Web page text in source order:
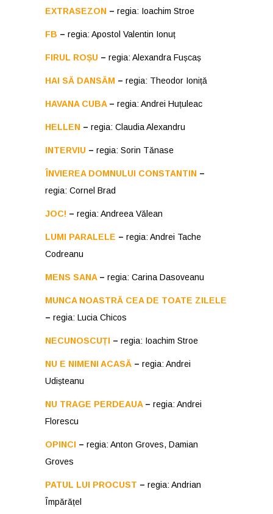
EXTRASEZON – regia: Ioachim Stroe
FB – regia: Apostol Valentin Ionuț
FIRUL ROȘU – regia: Alexandra Fușcaș
HAI SĂ DANSĂM – regia: Theodor Ioniță
HAVANA CUBA – regia: Andrei Huțuleac
HELLEN – regia: Claudia Alexandru
INTERVIU – regia: Sorin Tănase
ÎNVIEREA DOMNULUI CONSTANTIN –
regia: Cornel Brad
JOC! – regia: Andreea Vălean
LUMI PARALELE – regia: Andrei Tache
Codreanu
MENS SANA – regia: Carina Dasoveanu
MUNCA NOASTRĂ CEA DE TOATE ZILELE
– regia: Lucia Chicos
NECUNOSCUȚI – regia: Ioachim Stroe
NU E NIMENI ACASĂ – regia: Andrei
Udișteanu
NU TRAGE PERDEAUA – regia: Andrei
Florescu
OPINCI – regia: Anton Groves, Damian
Groves
PATUL LUI PROCUST – regia: Andrian
Împărățel